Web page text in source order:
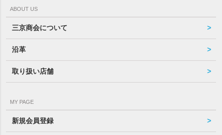
ABOUT US
三京商会について
沿革
取り扱い店舗
MY PAGE
新規会員登録